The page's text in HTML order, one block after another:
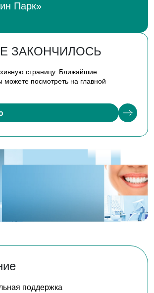
Парк»
ЗАКОНЧИЛОСЬ
страницу. Ближайшие
можете посмотреть на главной
поддержка